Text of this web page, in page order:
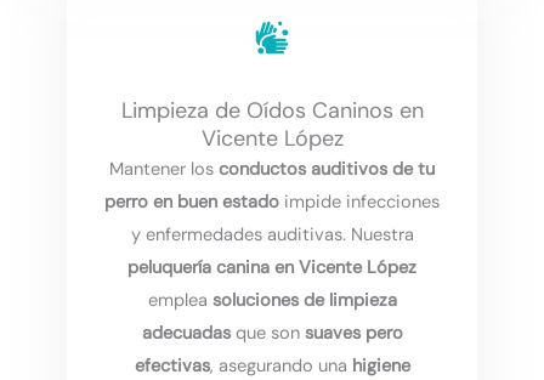
Limpieza de Oídos Caninos en
Vicente López
Mantener los conductos auditivos de tu
perro en buen estado impide infecciones
y enfermedades auditivas. Nuestra
peluquería canina en Vicente López
emplea soluciones de limpieza
adecuadasque son suaves pero
efectivas, asegurando una higiene